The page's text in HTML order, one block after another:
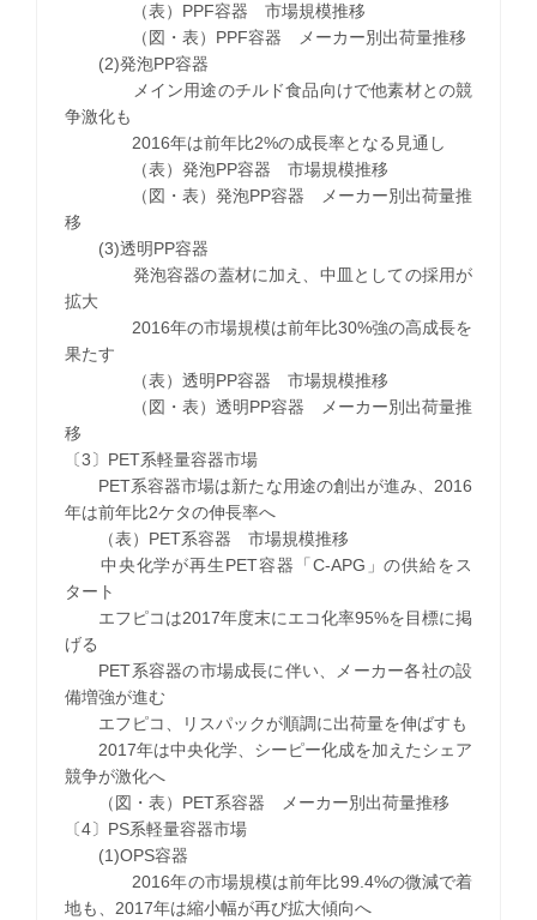
（表）PPF容器 市場規模推移
（図・表）PPF容器 メーカー別出荷量推移
(2)発泡PP容器
メイン用途のチルド食品向けで他素材との競
争激化も
2016年は前年比2%の成長率となる見通し
（表）発泡PP容器 市場規模推移
（図・表）発泡PP容器 メーカー別出荷量推
移
(3)透明PP容器
発泡容器の蓋材に加え、中皿としての採用が
拡大
2016年の市場規模は前年比30%強の高成長を
果たす
（表）透明PP容器 市場規模推移
（図・表）透明PP容器 メーカー別出荷量推
移
〔3〕PET系軽量容器市場
PET系容器市場は新たな用途の創出が進み、2016
年は前年比2ケタの伸長率へ
（表）PET系容器 市場規模推移
中央化学が再生PET容器「C-APG」の供給をス
タート
エフピコは2017年度末にエコ化率95%を目標に掲
げる
PET系容器の市場成長に伴い、メーカー各社の設
備増強が進む
エフピコ、リスパックが順調に出荷量を伸ばすも
2017年は中央化学、シーピー化成を加えたシェア
競争が激化へ
（図・表）PET系容器 メーカー別出荷量推移
〔4〕PS系軽量容器市場
(1)OPS容器
2016年の市場規模は前年比99.4%の微減で着
地も、2017年は縮小幅が再び拡大傾向へ